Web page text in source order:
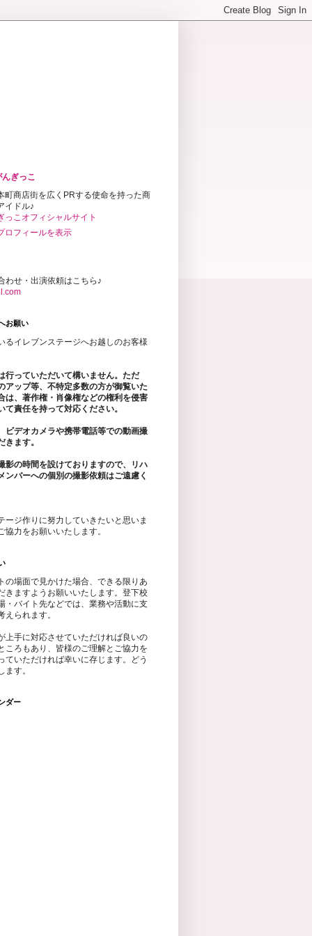
んぎっこ
町商店街を広くPRする使命を持った商
イドル♪
っこオフィシャルサイト
ロフィールを表示
わせ・出演依頼はこちら♪
お願い
るイレブンステージへお越しのお客様
行っていただいて構いません。ただ
アップ等、不特定多数の方が御覧いた
は、著作権・肖像権などの権利を侵害
責任を持って対応ください。
ビデオカメラや携帯電話等での動画撮
ます。
影の時間を設けておりますので、リハ
ンバーへの個別の撮影依頼はご遠慮く
ージ作りに努力していきたいと思いま
力をお願いいたします。
の場面で見かけた場合、できる限りあ
きますようお願いいたします。登下校
・バイト先などでは、業務や活動に支
られます。
上手に対応させていただければ良いの
ころもあり、皆様のご理解とご協力を
ていただければ幸いに存じます。どう
す。
ダー